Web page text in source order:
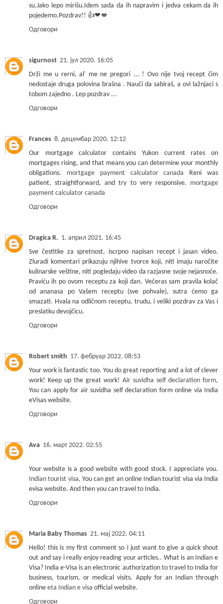
su.Jako lepo mirišu.Idem sada da ih napravim i jedva cekam da ih
pojedemo.Pozdrav!! 👍❤💋
Одговори
sigurnost 21. јул 2020. 16:05
Drži me u rerni, al' me ne pregori ... ! Ovo nije tvoj recept čim
nedostaje druga polovina brašna . Nauči da sabiraš, a ovi lažnjaci s
tobom zajedno . Lep pozdrav ...
Одговори
Frances 8. децембар 2020. 12:12
Our mortgage calculator contains Yukon current rates on
mortgages rising, and that means you can determine your monthly
obligations. mortgage payment calculator canada Reni was
patient, straightforward, and try to very responsive. mortgage
payment calculator canada
Одговори
Dragica R. 1. април 2021. 16:45
Sve čestitke za spretnost, iscrpno napisan recept i jasan video.
Zluradi komentari prikazuju njihive tvorce koji, niti imaju naročite
kulinarske veštine, niti pogledaju video da razjasne svoje nejasnoće.
Praviću ih po ovom receptu za koji dan. Večeras sam pravila kolač
od ananasa po Vašem receptu (sve pohvale), sutra ćemo ga
smazati. Hvala na odličnom receptu, trudu, i veliki pozdrav za Vas i
preslatku devojčicu.
Одговори
Robert smith 17. фебруар 2022. 08:53
Your work is fantastic too. You do great reporting and a lot of clever
work! Keep up the great work! Air suvidha self declaration form,
You can apply for air suvidha self declaration form online via India
eVisas website.
Одговори
Ava 16. март 2022. 02:55
Your website is a good website with good stock. I appreciate you.
Indian tourist visa, You can get an online Indian tourist visa via India
evisa website. And then you can travel to India.
Одговори
Maria Baby Thomas 21. мај 2022. 04:11
Hello! this is my first comment so i just want to give a quick shout
out and say i really enjoy reading your articles.. What is an Indian e
Visa? India e-Visa is an electronic authorization to travel to India for
business, tourism, or medical visits. Apply for an Indian through
online eta Indian e visa official website.
Одговори